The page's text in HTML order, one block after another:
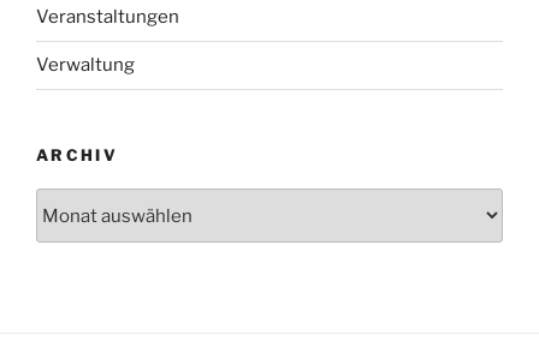
Veranstaltungen
Verwaltung
ARCHIV